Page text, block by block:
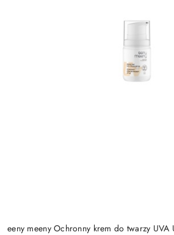
eeny meeny Ochronny krem do twarzy UVA